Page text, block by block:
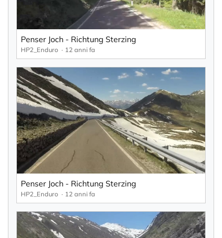
Penser Joch - Richtung Sterzing
HP2_Enduro 12 anni fa
Penser Joch - Richtung Sterzing
HP2_Enduro 12 anni fa
Il tuo indirizzo e-mail
Acconsento a ricevere la newsletter, che posso
annullare in qualsiasi momento tramite il link
presente nella newsletter stessa.
Iscrivendoti alla newsletter confermi il trattamento dei tuoi dati secondo
lainformativa sulla privacy di KlickTipp.
Iscriviti alla newsletter